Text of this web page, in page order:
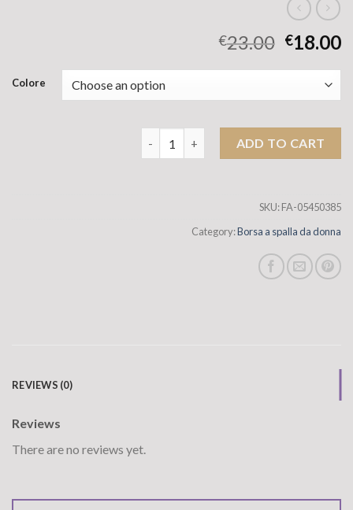
€23.00 €18.00
Colore
ADD TO CART
SKU:FA-05450385
Category:Borsa a spalla da donna
REVIEWS (0)
Reviews
There are no reviews yet.